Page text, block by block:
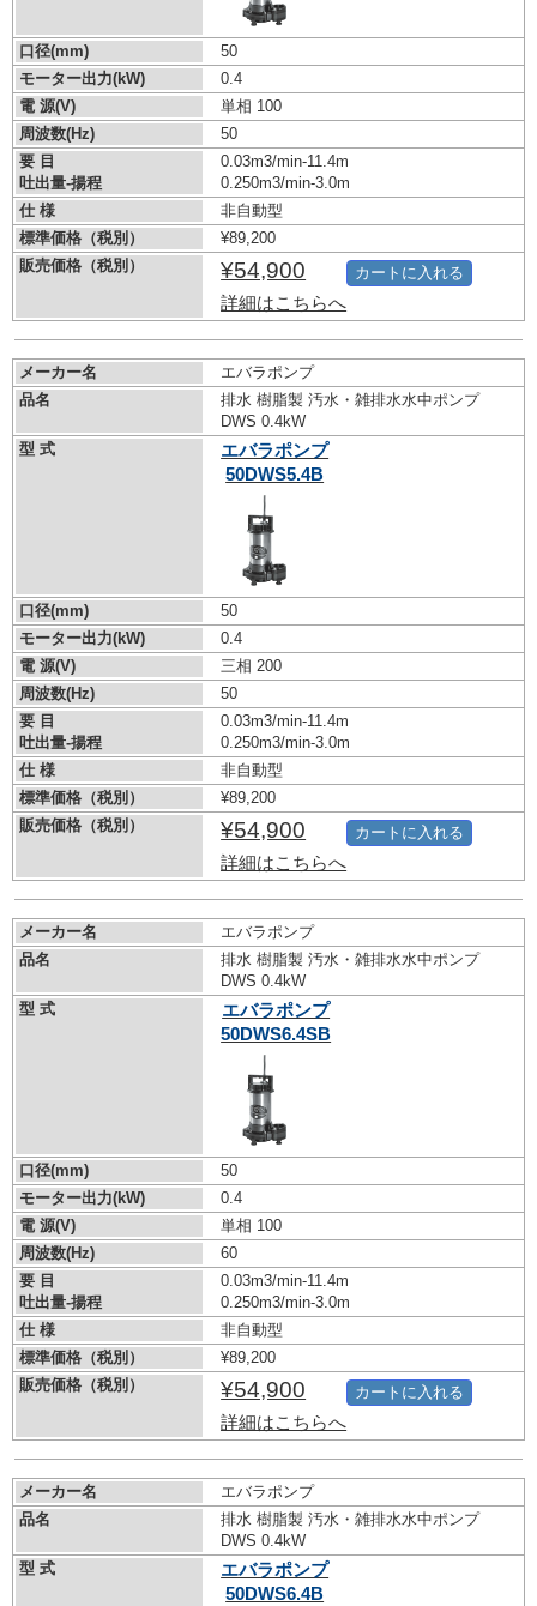
口径(mm)
50
モーター出力(kW)
0.4
電 源(V)
単相 100
周波数(Hz)
50
要 目
吐出量-揚程
0.03m3/min-11.4m
0.250m3/min-3.0m
仕 様
非自動型
標準価格（税別）
¥89,200
販売価格（税別）
¥54,900
詳細はこちらへ
カートに入れる
メーカー名
エバラポンプ
品名
排水 樹脂製 汚水・雑排水水中ポンプ
DWS 0.4kW
型 式
エバラポンプ
50DWS5.4B
口径(mm)
50
モーター出力(kW)
0.4
電 源(V)
三相 200
周波数(Hz)
50
要 目
吐出量-揚程
0.03m3/min-11.4m
0.250m3/min-3.0m
仕 様
非自動型
標準価格（税別）
¥89,200
販売価格（税別）
¥54,900
詳細はこちらへ
カートに入れる
メーカー名
エバラポンプ
品名
排水 樹脂製 汚水・雑排水水中ポンプ
DWS 0.4kW
型 式
エバラポンプ
50DWS6.4SB
口径(mm)
50
モーター出力(kW)
0.4
電 源(V)
単相 100
周波数(Hz)
60
要 目
吐出量-揚程
0.03m3/min-11.4m
0.250m3/min-3.0m
仕 様
非自動型
標準価格（税別）
¥89,200
販売価格（税別）
¥54,900
詳細はこちらへ
カートに入れる
メーカー名
エバラポンプ
品名
排水 樹脂製 汚水・雑排水水中ポンプ
DWS 0.4kW
型 式
エバラポンプ
50DWS6.4B